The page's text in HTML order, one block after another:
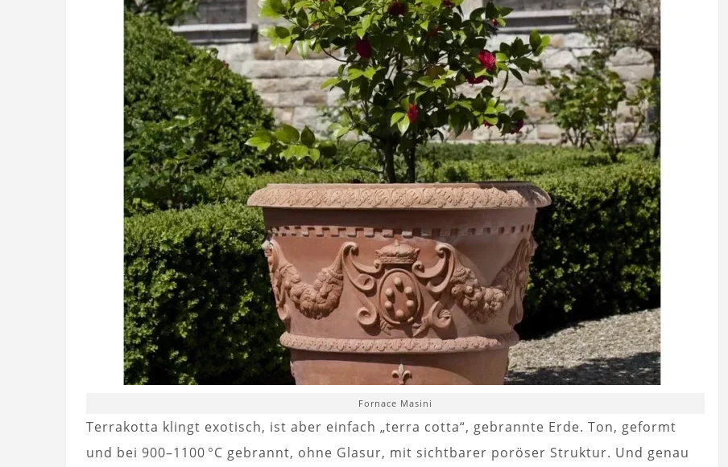
Fornace Masini
Terrakotta klingt exotisch, ist aber einfach „terra cotta“, gebrannte Erde. Ton, geformt
und bei 900–1100 °C gebrannt, ohne Glasur, mit sichtbarer poröser Struktur. Und genau